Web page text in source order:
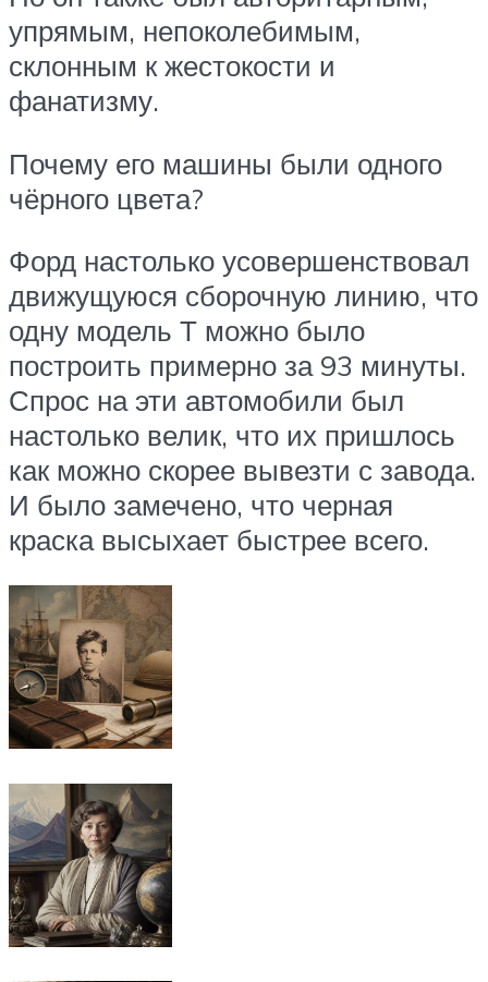
упрямым, непоколебимым,
склонным к жестокости и
фанатизму.
Почему его машины были одного
чёрного цвета?
Форд настолько усовершенствовал
движущуюся сборочную линию, что
одну модель Т можно было
построить примерно за 93 минуты.
Спрос на эти автомобили был
настолько велик, что их пришлось
как можно скорее вывезти с завода.
И было замечено, что черная
краска высыхает быстрее всего.